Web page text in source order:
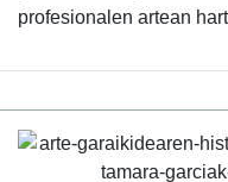
profesionalen artean